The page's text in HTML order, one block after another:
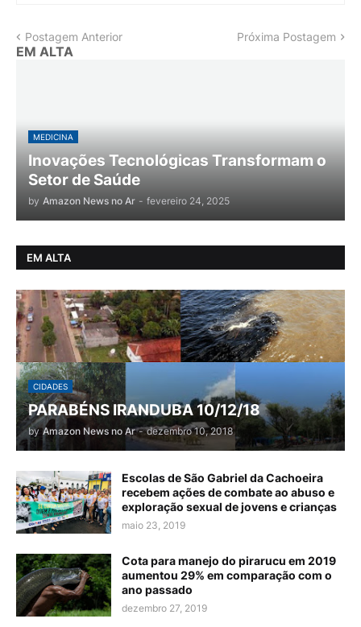
Postagem Anterior Próxima Postagem
EM ALTA
MEDICINA
Inovações Tecnológicas Transformam o
Setor de Saúde
by Amazon News no Ar - fevereiro 24, 2025
EM ALTA
CIDADES
PARABÉNS IRANDUBA 10/12/18
by Amazon News no Ar - dezembro 10, 2018
Escolas de São Gabriel da Cachoeira
recebem ações de combate ao abuso e
exploração sexual de jovens e crianças
maio 23, 2019
Cota para manejo do pirarucu em 2019
aumentou 29% em comparação com o
ano passado
dezembro 27, 2019